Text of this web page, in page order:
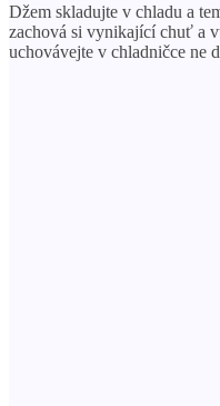
Džem skladujte v chladu a
zachová si vynikající chuť a
uchovávejte v chladničce ne